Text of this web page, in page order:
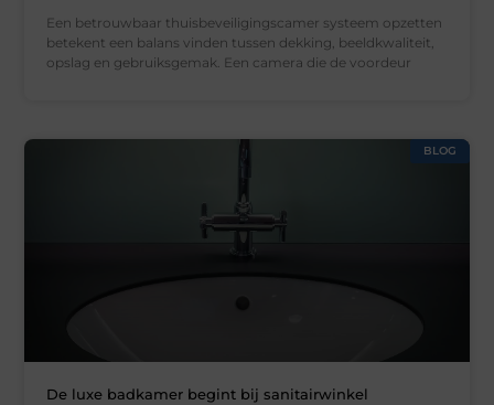
Een betrouwbaar thuisbeveiligingscamer systeem opzetten
betekent een balans vinden tussen dekking, beeldkwaliteit,
opslag en gebruiksgemak. Een camera die de voordeur
BLOG
De luxe badkamer begint bij sanitairwinkel